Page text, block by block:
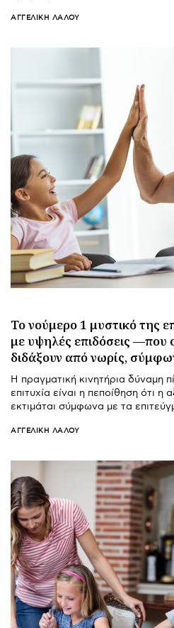
ΑΓΓΕΛΙΚΉ ΛΆΛΟΥ
Το νούμερο 1 μυστικό της
με υψηλές επιδόσεις —που
διδάξουν από νωρίς,
Η πραγματική κινητήρια δύναμη
επιτυχία είναι η πεποίθηση ότι η
εκτιμάται σύμφωνα με τα
ΑΓΓΕΛΙΚΉ ΛΆΛΟΥ